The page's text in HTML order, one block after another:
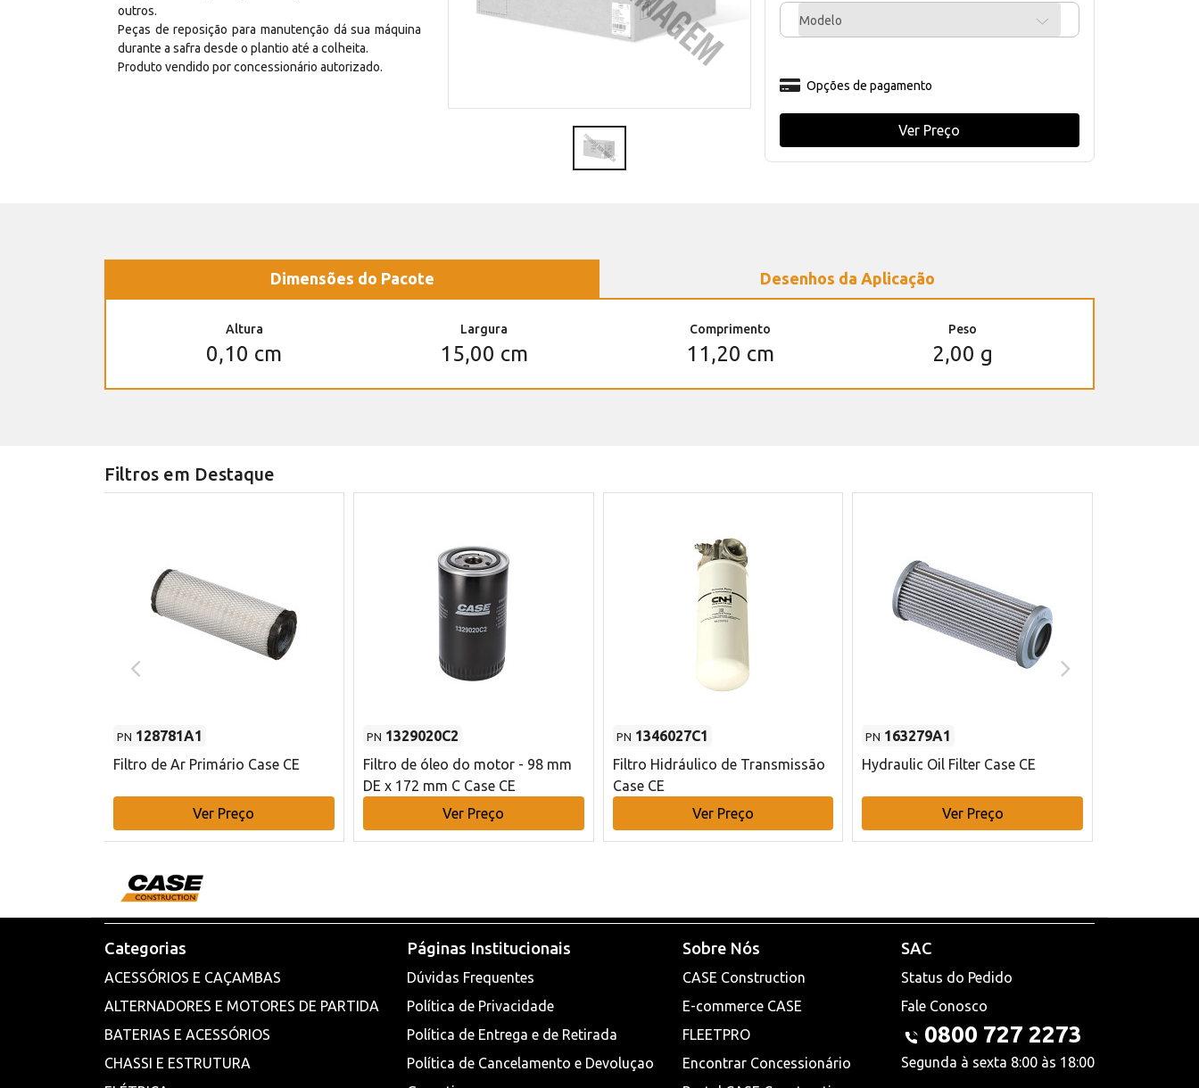
outros.
Peças de reposição para manutenção dá sua máquina
durante a safra desde o plantio até a colheita.
Produto vendido por concessionário autorizado.
Modelo
Opções de pagamento
Ver Preço
Dimensões do Pacote Desenhos da Aplicação
Altura
0,10 cm
Largura
15,00 cm
Comprimento
11,20 cm
Peso
2,00 g
Filtros em Destaque
PN 128781A1
Filtro de Ar Primário Case CE
Ver Preço
PN 1329020C2
Filtro de óleo do motor - 98 mm
DE x 172 mm C Case CE
Ver Preço
PN 1346027C1
Filtro Hidráulico de Transmissão
Case CE
Ver Preço
PN 163279A1
Hydraulic Oil Filter Case CE
Ver Preço
Categorias
ACESSÓRIOS E CAÇAMBAS
ALTERNADORES E MOTORES DE PARTIDA
BATERIAS E ACESSÓRIOS
CHASSI E ESTRUTURA
Páginas Institucionais
Dúvidas Frequentes
Política de Privacidade
Política de Entrega e de Retirada
Política de Cancelamento e Devoluçao
Sobre Nós
CASE Construction
E-commerce CASE
FLEETPRO
Encontrar Concessionário
SAC
Status do Pedido
Fale Conosco
0800 727 2273
Segunda à sexta 8:00 às 18:00